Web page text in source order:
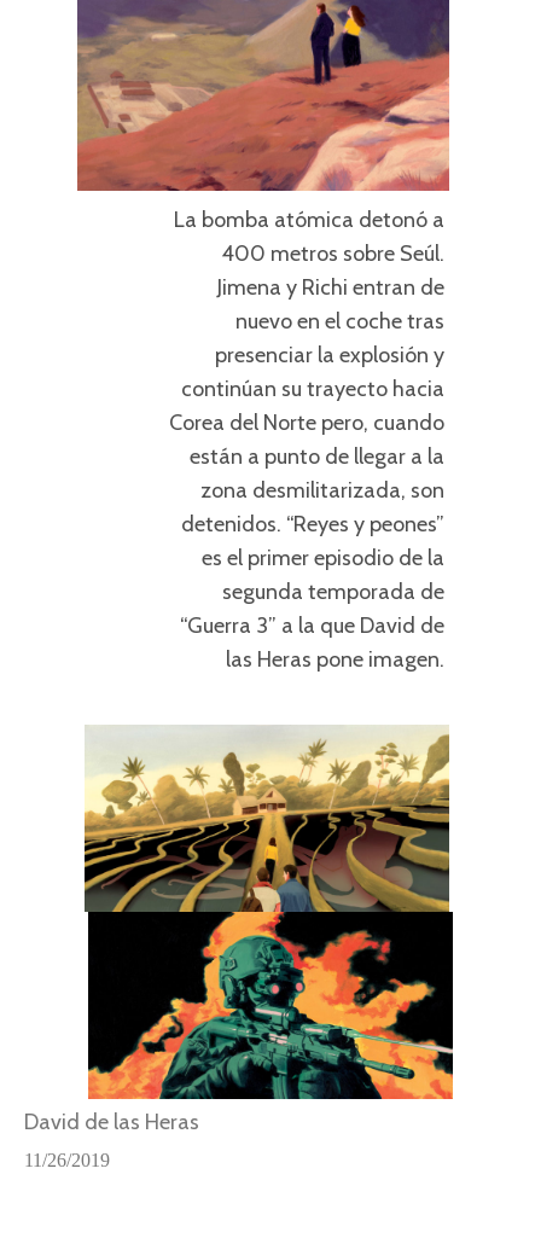
La bomba atómica detonó a
400 metros sobre Seúl.
Jimena y Richi entran de
nuevo en el coche tras
presenciar la explosión y
continúan su trayecto hacia
Corea del Norte pero, cuando
están a punto de llegar a la
zona desmilitarizada, son
detenidos. “Reyes y peones”
es el primer episodio de la
segunda temporada de
“Guerra 3” a la que David de
las Heras pone imagen.
David de las Heras
11/26/2019